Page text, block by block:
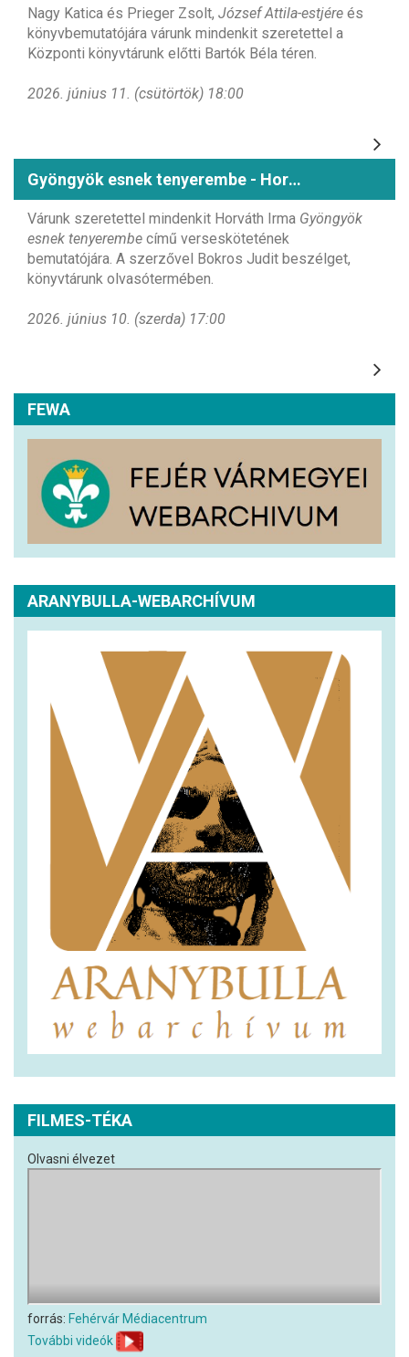
Nagy Katica és Prieger Zsolt, József Attila-estjére és
könyvbemutatójára várunk mindenkit szeretettel a
Központi könyvtárunk előtti Bartók Béla téren.
2026. június 11. (csütörtök) 18:00
Gyöngyök esnek tenyerembe - Horváth Irma könyvbemutatója
Várunk szeretettel mindenkit Horváth Irma Gyöngyök
esnek tenyerembe című verseskötetének
bemutatójára. A szerzővel Bokros Judit beszélget,
könyvtárunk olvasótermében.
2026. június 10. (szerda) 17:00
FEWA
ARANYBULLA-WEBARCHÍVUM
FILMES-TÉKA
Olvasni élvezet
forrás: Fehérvár Médiacentrum
További videók